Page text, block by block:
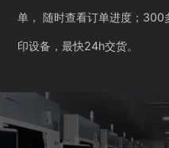
单， 随时查看订单进度；
印设备，最快24h交货。